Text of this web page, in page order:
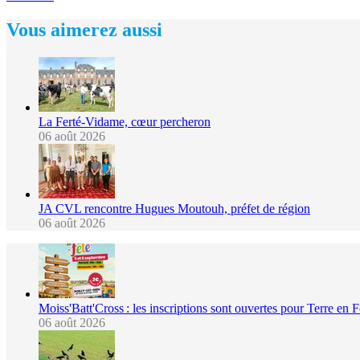
Vous aimerez aussi
La Ferté-Vidame, cœur percheron
06 août 2026
JA CVL rencontre Hugues Moutouh, préfet de région
06 août 2026
Moiss'Batt'Cross : les inscriptions sont ouvertes pour Terre en
06 août 2026